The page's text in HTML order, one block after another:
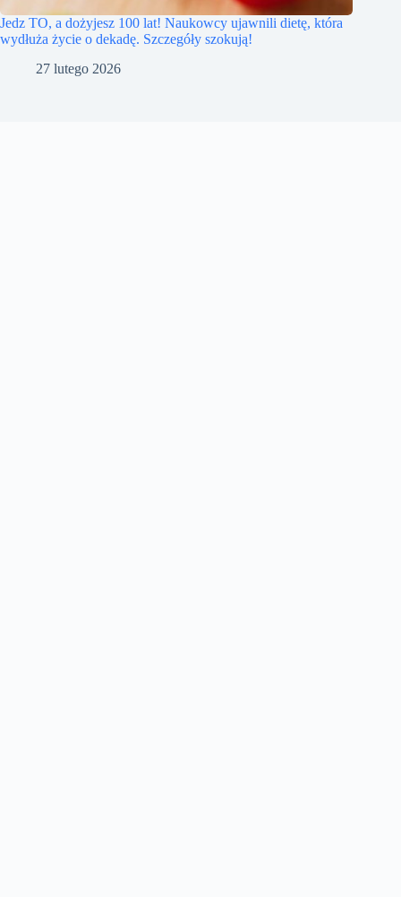
Jedz TO, a dożyjesz 100 lat! Naukowcy ujawnili dietę, która
wydłuża życie o dekadę. Szczegóły szokują!
27 lutego 2026